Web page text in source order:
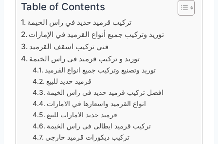
Table of Contents
تركيب قرميد حديد في راس الخيمة
توريد وتركيب جميع أنواع القرميد في الإمارات
فني تركيب اسقف القرميد
توريد و تركيب قرميد في راس الخيمة
توريد وتصنيع وتركيب جميع انواع القرميد
قرميد حديد للبيع
افضل تركيب قرميد حديد في راس الخيمة
انواع القرميد واسعارها في الامارات
قرميد حديد الامارات للبيع
تركيب قرميد ايطالى فى راس الخيمة
تركيب ديكورات قرميد خارجي